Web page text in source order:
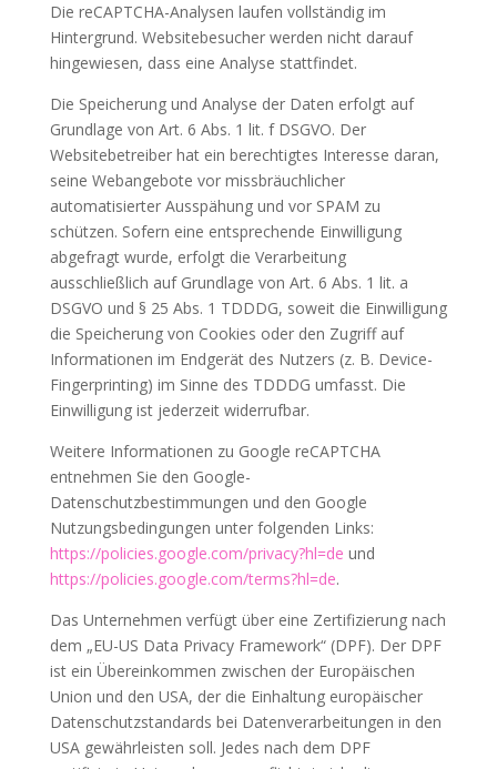
Die reCAPTCHA-Analysen laufen vollständig im
Hintergrund. Websitebesucher werden nicht darauf
hingewiesen, dass eine Analyse stattfindet.
Die Speicherung und Analyse der Daten erfolgt auf
Grundlage von Art. 6 Abs. 1 lit. f DSGVO. Der
Websitebetreiber hat ein berechtigtes Interesse daran,
seine Webangebote vor missbräuchlicher
automatisierter Ausspähung und vor SPAM zu
schützen. Sofern eine entsprechende Einwilligung
abgefragt wurde, erfolgt die Verarbeitung
ausschließlich auf Grundlage von Art. 6 Abs. 1 lit. a
DSGVO und § 25 Abs. 1 TDDDG, soweit die Einwilligung
die Speicherung von Cookies oder den Zugriff auf
Informationen im Endgerät des Nutzers (z. B. Device-
Fingerprinting) im Sinne des TDDDG umfasst. Die
Einwilligung ist jederzeit widerrufbar.
Weitere Informationen zu Google reCAPTCHA
entnehmen Sie den Google-
Datenschutzbestimmungen und den Google
Nutzungsbedingungen unter folgenden Links:
https://policies.google.com/privacy?hl=de und
https://policies.google.com/terms?hl=de.
Das Unternehmen verfügt über eine Zertifizierung nach
dem „EU-US Data Privacy Framework“ (DPF). Der DPF
ist ein Übereinkommen zwischen der Europäischen
Union und den USA, der die Einhaltung europäischer
Datenschutzstandards bei Datenverarbeitungen in den
USA gewährleisten soll. Jedes nach dem DPF